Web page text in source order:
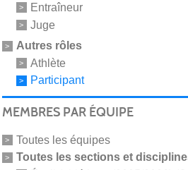
Entraîneur
Juge
Autres rôles
Athlète
Participant
MEMBRES PAR ÉQUIPE
Toutes les équipes
Toutes les sections et